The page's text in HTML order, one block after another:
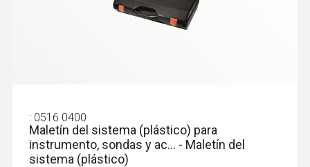
: 0516 0400
Maletín del sistema (plástico) para
instrumento, sondas y ac... - Maletín del
sistema (plástico)